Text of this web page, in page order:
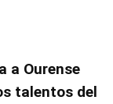
a Ourense
talentos del